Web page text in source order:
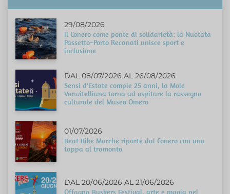
29/08/2026
Il Conero come ponte di solidarietà: la Nuotata
Passetto–Porto Recanati unisce sport e
inclusione
DAL 08/07/2026 AL 26/08/2026
Sensi d'Estate compie 25 anni, la Mole
Vanvitelliana torna ad ospitare la rassegna
culturale del Museo Omero
01/07/2026
Beat Bike Marche riparte dal Conero con una
tappa al tramonto
DAL 20/06/2026 AL 21/06/2026
Offagna Buskers Festival, arte e magia nel